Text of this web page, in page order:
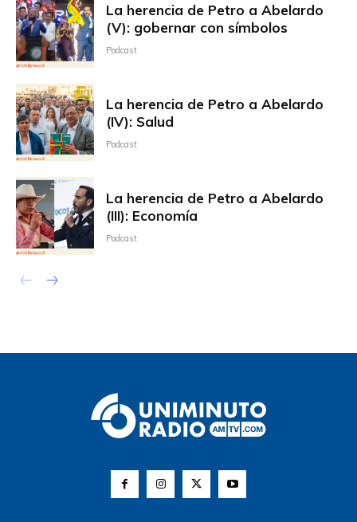
La herencia de Petro a Abelardo
(V): gobernar con símbolos
Podcast
La herencia de Petro a Abelardo
(IV): Salud
Podcast
La herencia de Petro a Abelardo
(III): Economía
Podcast